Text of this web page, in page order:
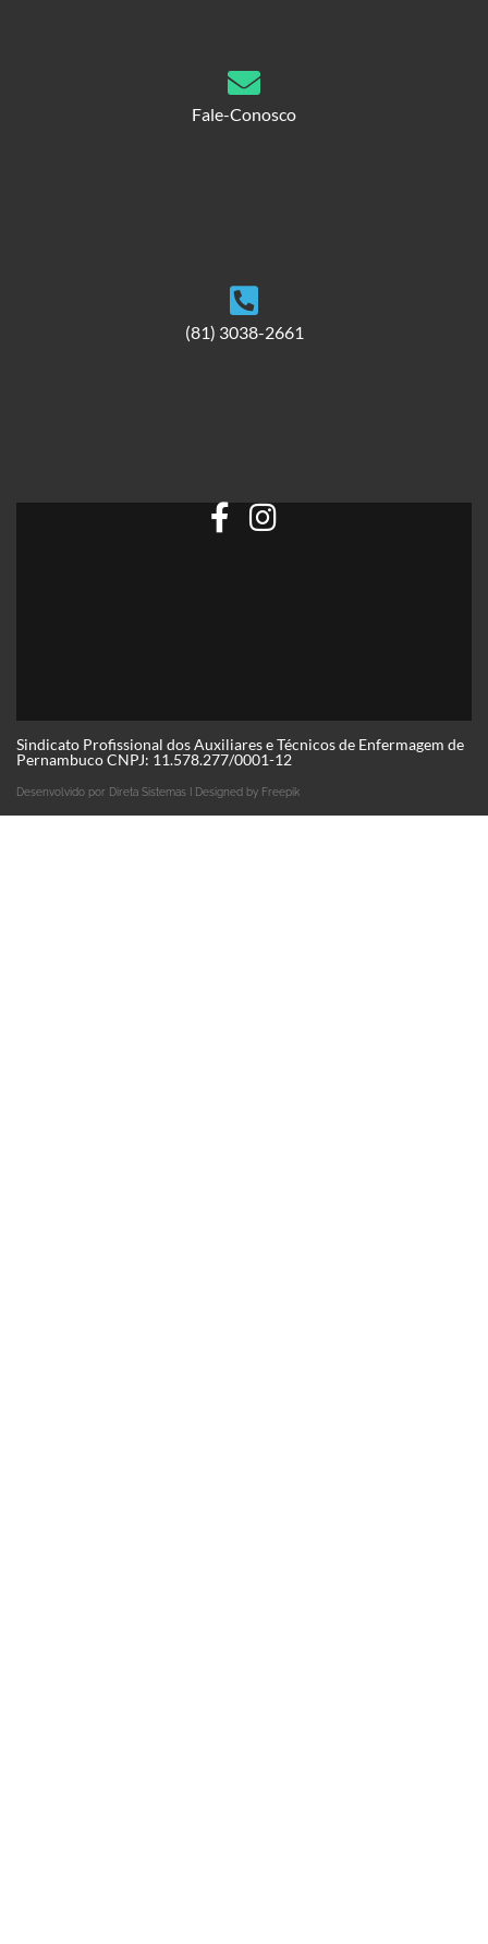
Fale-Conosco
(81) 3038-2661
Sindicato Profissional dos Auxiliares e Técnicos de Enfermagem de
Pernambuco CNPJ: 11.578.277/0001-12
Desenvolvido por Direta Sistemas I Designed by Freepik